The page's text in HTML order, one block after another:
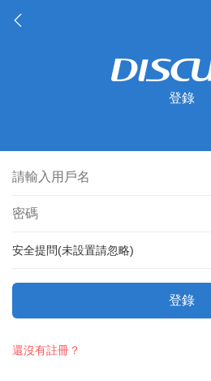
登錄
安全提問(未設置請忽略)
登錄
還沒有註冊？